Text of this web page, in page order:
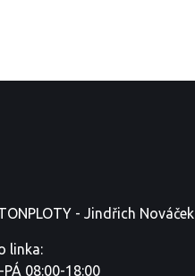
- Jindřich Nováček
linka:
PÁ 08:00-18:00